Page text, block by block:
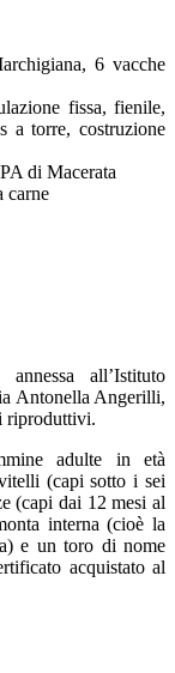
6 vacche
fissa, fienile,
a torre, costruzione
di Macerata
carne
all’Istituto
Antonella Angerilli,
riproduttivi.
adulte in età
(capi sotto i sei
(capi dai 12 mesi al
interna (cioè la
e un toro di nome
acquistato al